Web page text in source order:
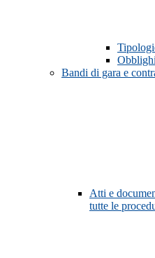
Bandi di gara e
Atti e
tutte le